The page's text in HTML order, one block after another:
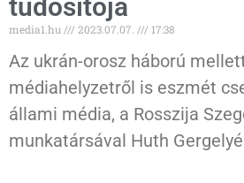
tudósítója
media1.hu 2023.07.07. 17:38
Az ukrán-orosz háború
médiahelyzetről is eszmét
állami média, a Rosszija
munkatársával Huth